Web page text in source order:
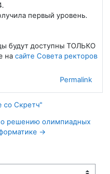
первый уровень.
будут доступны ТОЛЬКО
на сайте Совета ректоров
Permalink
со Скретч"
решению олимпиадных
→